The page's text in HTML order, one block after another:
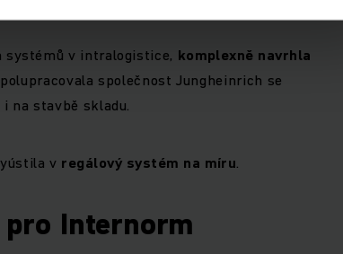
systémů v intralogistice, komplexně navrhla
společnost Jungheinrich se
na stavbě skladu.
v regálový systém na míru.
Internorm